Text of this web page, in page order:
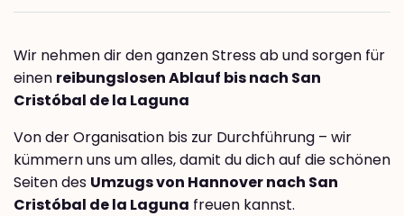
Wir nehmen dir den ganzen Stress ab und sorgen für
einen reibungslosen Ablauf bis nach San
Cristóbal de la Laguna
Von der Organisation bis zur Durchführung – wir
kümmern uns um alles, damit du dich auf die schönen
Seiten des Umzugs von Hannover nach San
Cristóbal de la Laguna freuen kannst.